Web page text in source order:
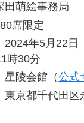
田萌絵事務局
席限定
2024年5月22日
時30分
星陵会館（公式
東京都千代田区